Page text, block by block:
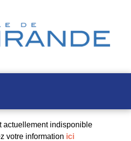
actuellement indisponible
votre information ici